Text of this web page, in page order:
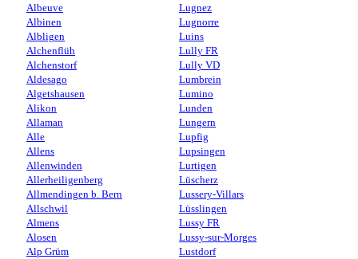
Albeuve
Albinen
Albligen
Alchenflüh
Alchenstorf
Aldesago
Algetshausen
Alikon
Allaman
Alle
Allens
Allenwinden
Allerheiligenberg
Allmendingen b. Bern
Allschwil
Almens
Alosen
Alp Grüm
Lugnez
Lugnorre
Luins
Lully FR
Lully VD
Lumbrein
Lumino
Lunden
Lungern
Lupfig
Lupsingen
Lurtigen
Lüscherz
Lussery-Villars
Lüsslingen
Lussy FR
Lussy-sur-Morges
Lustdorf